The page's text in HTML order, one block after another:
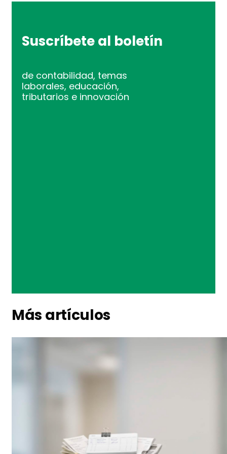
Suscríbete al boletín
de contabilidad, temas
laborales, educación,
tributarios e innovación
Más artículos